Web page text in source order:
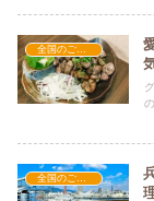
全国のご当地グルメ